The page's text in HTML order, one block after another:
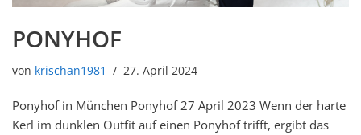
PONYHOF
von krischan1981 27. April 2024
Ponyhof in München Ponyhof 27 April 2023 Wenn der harte
Kerl im dunklen Outfit auf einen Ponyhof trifft, ergibt das